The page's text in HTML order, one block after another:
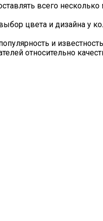
всего
цвета и дизайна у
и
относительно